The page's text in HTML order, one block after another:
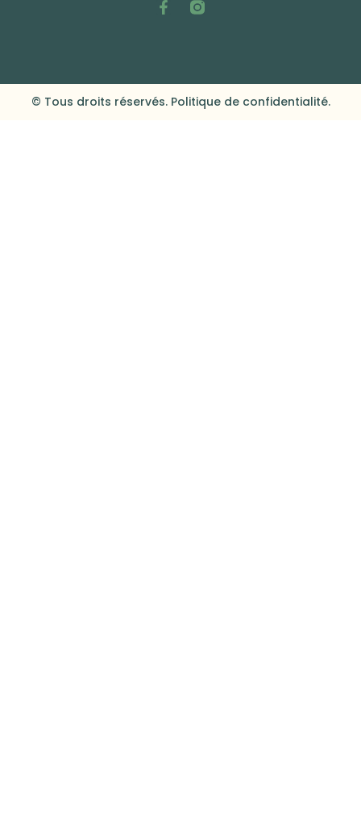
© Tous droits réservés. Politique de confidentialité.